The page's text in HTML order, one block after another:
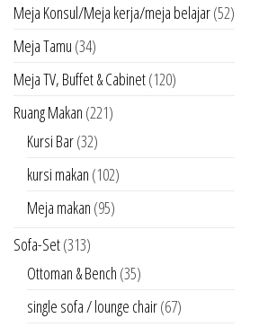
Meja Konsul/Meja kerja/meja belajar(52)
Meja Tamu (34)
Meja TV, Buffet & Cabinet(120)
Ruang Makan (221)
Kursi Bar(32)
kursi makan (102)
Meja makan (95)
Sofa-Set(313)
Ottoman & Bench (35)
single sofa / lounge chair(67)